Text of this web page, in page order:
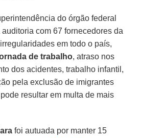
do órgão federal
com 67 fornecedores da
em todo o país,
de trabalho, atraso nos
dos acidentes, trabalho infantil,
pela exclusão de imigrantes
resultar em multa de mais
foi autuada por manter 15